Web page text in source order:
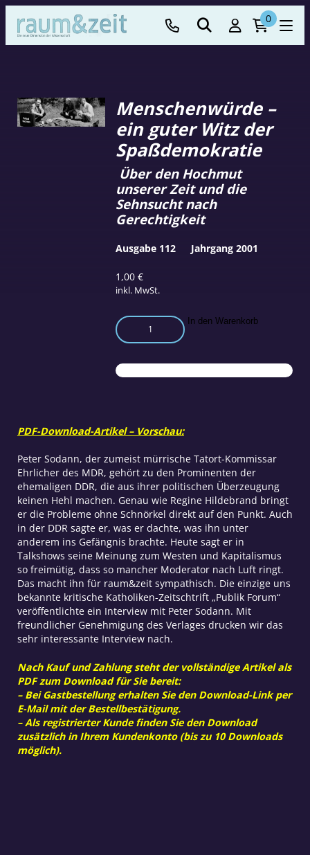
0
Menschenwürde –
ein guter Witz der
Spaßdemokratie
1,00€
inkl. MwSt.
Über den Hochmut
unserer Zeit und die
Sehnsucht nach
Gerechtigkeit
Menschenwürde
–
guter
Witz
In den Warenkorb
Ausgabe 112 Jahrgang 2001
PDF-Download-Artikel – Vorschau:
Peter Sodann, der zumeist mürrische Tatort-Kommissar
Ehrlicher des MDR, gehört zu den Prominenten der
ehemaligen DDR, die aus ihrer politischen Überzeugung
keinen Hehl machen. Genau wie Regine Hildebrand bringt
er die Probleme ohne Schnörkel direkt auf den Punkt. Auch
in der DDR sagte er, was er dachte, was ihn unter
anderem ins Gefängnis brachte. Heute sagt er in
Talkshows seine Meinung zum Westen und Kapitalismus
so freimütig, dass so mancher Moderator nach Luft ringt.
Das macht ihn für raum&zeit sympathisch. Die einzige uns
bekannte kritische Katholiken-Zeitschtrift „Publik Forum“
veröffentlichte ein Interview mit Peter Sodann. Mit
freundlicher Genehmigung des Verlages drucken wir das
sehr interessante Interview nach.
Nach Kauf und Zahlung steht der vollständige Artikel als
PDF zum Download für Sie bereit:
– Bei Gastbestellung erhalten Sie den Download-Link per
E-Mail mit der Bestellbestätigung.
– Als registrierter Kunde finden Sie den Download
zusätzlich in Ihrem Kundenkonto (bis zu 10 Downloads
möglich).